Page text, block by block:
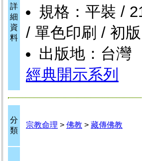
詳
細
資
料
規格：平裝 /
/ 單色印刷 / 初版
出版地：台灣
經典開示系列
分
類
宗教命理 > 佛教 > 藏傳佛教